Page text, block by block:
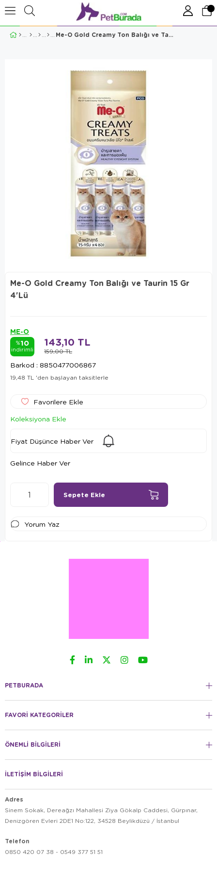
Me-O Gold Creamy Ton Balığı ve Taurin 15 Gr 4'Lü
Me-O Gold Creamy Ton Balığı ve Taurin 15 Gr
4'Lü
ME-O
%10
indirimli 159,00 TL
143,10 TL
Barkod : 8850477006867
19,48 TL 'den başlayan taksitlerle
Favorilere Ekle
Koleksiyona Ekle
Fiyat Düşünce Haber Ver
Gelince Haber Ver
Yorum Yaz
PETBURADA
FAVORİ KATEGORİLER
ÖNEMLİ BİLGİLERİ
İLETİŞİM BİLGİLERİ
Adres
Sinem Sokak, Dereağzı Mahallesi Ziya Gökalp Caddesi, Gürpınar,
Denizgören Evleri 2DE1 No:122, 34528 Beylikdüzü / İstanbul
Telefon
0850 420 07 38 - 0549 377 51 51